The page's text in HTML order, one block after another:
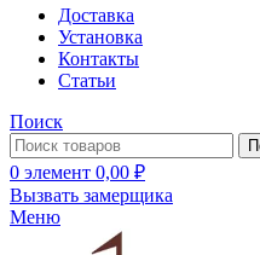
Доставка
Установка
Контакты
Статьи
Поиск
0 элемент 0,00 ₽
Вызвать замерщика
Меню